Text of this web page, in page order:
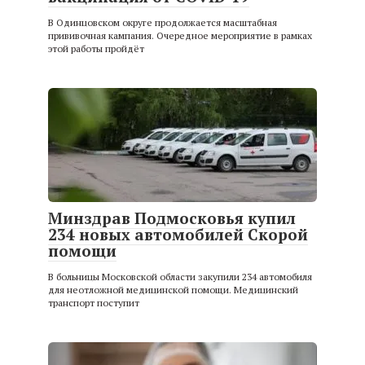
В Одинцовском округе продолжается масштабная
прививочная кампания. Очередное мероприятие в рамках
этой работы пройдёт
Минздрав Подмосковья купил
234 новых автомобилей Скорой
помощи
В больницы Московской области закупили 234 автомобиля
для неотложной медицинской помощи. Медицинский
транспорт поступит